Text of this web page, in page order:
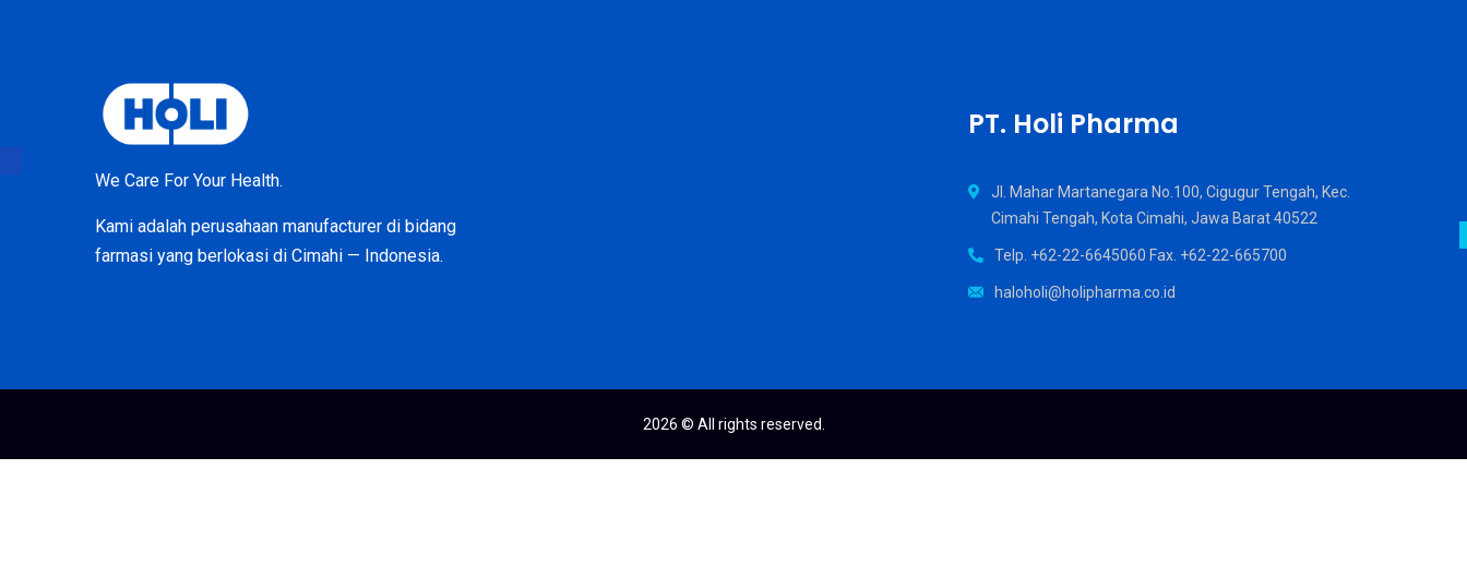
We Care For Your Health.
Kami adalah perusahaan manufacturer di bidang
farmasi yang berlokasi di Cimahi — Indonesia.
PT. Holi Pharma
Jl. Mahar Martanegara No.100, Cigugur Tengah, Kec.
Cimahi Tengah, Kota Cimahi, Jawa Barat 40522
Telp. +62-22-6645060 Fax. +62-22-665700
haloholi@holipharma.co.id
2026 © All rights reserved.